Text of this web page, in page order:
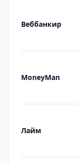
Веббанкир
MoneyMan
Лайм